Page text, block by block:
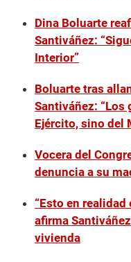
Dina Boluarte
Santiváñez:
Interior”
Boluarte tras
Santiváñez: “Los
Ejército, sino del
Vocera del
denuncia a su
“Esto en realidad
afirma
vivienda